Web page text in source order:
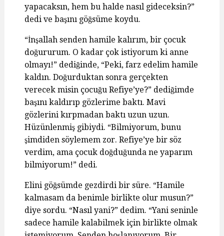
yapacaksın, hem bu halde nasıl gideceksin?”
dedi ve başını göğsüme koydu.
“İnşallah senden hamile kalırım, bir çocuk
doğururum. O kadar çok istiyorum ki anne
olmayı!” dediğinde, “Peki, farz edelim hamile
kaldın. Doğurduktan sonra gerçekten
verecek misin çocuğu Refiye’ye?” dediğimde
başını kaldırıp gözlerime baktı. Mavi
gözlerini kırpmadan baktı uzun uzun.
Hüzünlenmiş gibiydi. “Bilmiyorum, bunu
şimdiden söylemem zor. Refiye’ye bir söz
verdim, ama çocuk doğduğunda ne yaparım
bilmiyorum!” dedi.
Elini göğsümde gezdirdi bir süre. “Hamile
kalmasam da benimle birlikte olur musun?”
diye sordu. “Nasıl yani?” dedim. “Yani seninle
sadece hamile kalabilmek için birlikte olmak